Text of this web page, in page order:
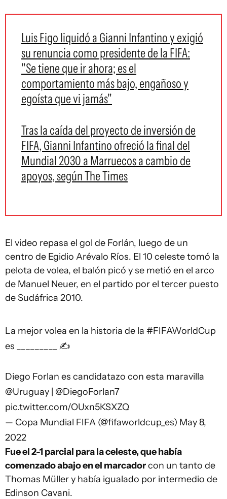
Luis Figo liquidó a Gianni Infantino y exigió
su renuncia como presidente de la FIFA:
"Se tiene que ir ahora; es el
comportamiento más bajo, engañoso y
egoísta que vi jamás"
Tras la caída del proyecto de inversión de
FIFA, Gianni Infantino ofreció la final del
Mundial 2030 a Marruecos a cambio de
apoyos, según The Times
El video repasa el gol de Forlán, luego de un
centro de Egidio Arévalo Ríos. El 10 celeste tomó la
pelota de volea, el balón picó y se metió en el arco
de Manuel Neuer, en el partido por el tercer puesto
de Sudáfrica 2010.
La mejor volea en la historia de la #FIFAWorldCup
es _________ ✍️
Diego Forlan es candidatazo con esta maravilla
@Uruguay @DiegoForlan7
pic.twitter.com/OUxn5KSXZQ
— Copa Mundial FIFA (@fifaworldcup_es) May 8,
2022
Fue el 2-1 parcial para la celeste, que había
comenzado abajo en el marcadorcon un tanto de
Thomas Müller y había igualado por intermedio de
Edinson Cavani.